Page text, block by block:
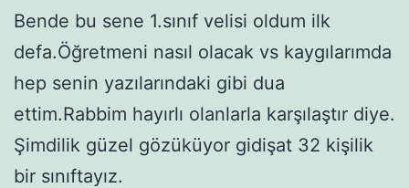
Bende bu sene 1.sınıf velisi oldum ilk
defa.Öğretmeni nasıl olacak vs kaygılarımda
hep senin yazılarındaki gibi dua
ettim.Rabbim hayırlı olanlarla karşılaştır diye.
Şimdilik güzel gözüküyor gidişat 32 kişilik
bir sınıftayız.